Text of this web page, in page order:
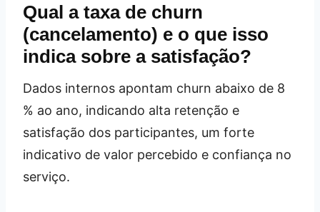
Qual a taxa de churn
(cancelamento) e o que isso
indica sobre a satisfação?
Dados internos apontam churn abaixo de 8
% ao ano, indicando alta retenção e
satisfação dos participantes, um forte
indicativo de valor percebido e confiança no
serviço.